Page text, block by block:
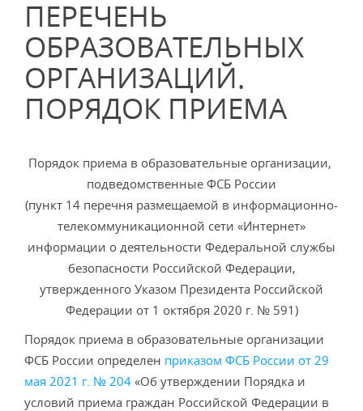
ПЕРЕЧЕНЬ
ОБРАЗОВАТЕЛЬНЫХ
ОРГАНИЗАЦИЙ.
ПОРЯДОК ПРИЕМА
Порядок приема в образовательные организации,
подведомственные ФСБ России
(пункт 14 перечня размещаемой в информационно-
телекоммуникационной сети «Интернет»
информации о деятельности Федеральной службы
безопасности Российской Федерации,
утвержденного Указом Президента Российской
Федерации от 1 октября 2020 г. № 591)
Порядок приема в образовательные организации
ФСБ России определен приказом ФСБ России от 29
мая 2021 г. № 204 «Об утверждении Порядка и
условий приема граждан Российской Федерации в